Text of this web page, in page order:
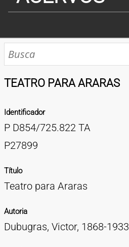
INÍCIO
Cartazes
Diapositivos
Documentação
Fotografias
Maquetes
Negativos
Periódicos
Publicações
Projetos
Vídeos
BUSCA AVANÇADA
CONTATOS
EXPEDIENTE
TEATRO PARA ARARAS
Identificador
P D854/725.822 TA
P27899
Título
Teatro para Araras
Autoria
Dubugras, Victor, 1868-1933